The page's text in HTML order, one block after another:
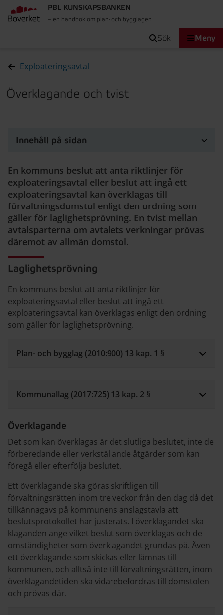
PBL KUNSKAPSBANKEN
– en handbok om plan- och bygglagen
sök Meny
Exploateringsavtal
Överklagande och tvist
Innehåll på sidan
En kommuns beslut att anta riktlinjer för
exploateringsavtal eller beslut att ingå ett
exploateringsavtal kan överklagas till
förvaltningsdomstol enligt den ordning som
gäller för laglighetsprövning. En tvist mellan
avtalsparterna om avtalets verkningar prövas
däremot av allmän domstol.
Laglighetsprövning
En kommuns beslut att anta riktlinjer för
exploateringsavtal eller beslut att ingå ett
exploateringsavtal kan överklagas enligt den ordning
som gäller för laglighetsprövning.
Plan- och bygglag (2010:900) 13 kap. 1 §
Kommunallag (2017:725) 13 kap. 2 §
Överklagande
Det som kan överklagas är det slutliga beslutet, inte de
förberedande eller verkställande åtgärder som kan
föregå eller efterfölja beslutet.
Ett överklagande ska göras skriftligen till
förvaltningsrätten inom tre veckor från den dag då det
tillkännagavs på kommunens anslagstavla att
beslutsprotokollet har justerats. I överklagandet ska
klaganden ange vilket beslut som överklagas och de
omständigheter som överklagandet grundas på. Även
ett överklagande som skickas eller lämnas till
kommunen, och alltså inte till förvaltningsrätten, inom
överklagandetiden ska vidarebefordras till domstolen
och prövas där.